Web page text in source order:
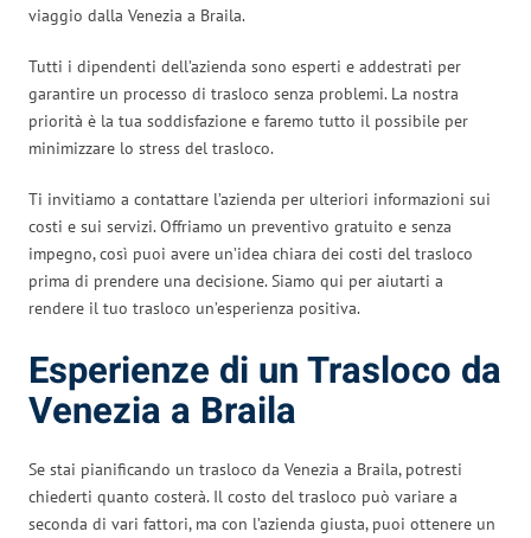
viaggio dalla Venezia a Braila.
Tutti i dipendenti dell’azienda sono esperti e addestrati per
garantire un processo di trasloco senza problemi. La nostra
priorità è la tua soddisfazione e faremo tutto il possibile per
minimizzare lo stress del trasloco.
Ti invitiamo a contattare l’azienda per ulteriori informazioni sui
costi e sui servizi. Offriamo un preventivo gratuito e senza
impegno, così puoi avere un’idea chiara dei costi del trasloco
prima di prendere una decisione. Siamo qui per aiutarti a
rendere il tuo trasloco un’esperienza positiva.
Esperienze di un Trasloco da
Venezia a Braila
Se stai pianificando un trasloco da Venezia a Braila, potresti
chiederti quanto costerà. Il costo del trasloco può variare a
seconda di vari fattori, ma con l’azienda giusta, puoi ottenere un